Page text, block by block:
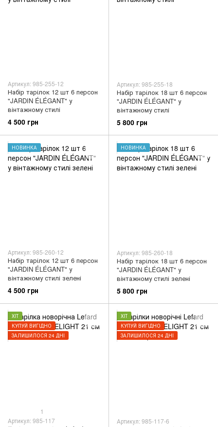
Артикул: 985-255-12
Набір тарілок 12 шт 6 персон
"JARDIN ÉLÉGANT" у
вінтажному стилі
4 500 грн
Артикул: 985-255-18
Набір тарілок 18 шт 6 персон
"JARDIN ÉLÉGANT" у
вінтажному стилі
5 800 грн
НОВИНКА
Артикул: 985-260-12
Набір тарілок 12 шт 6 персон
"JARDIN ÉLÉGANT" у
вінтажному стилі зелені
4 500 грн
НОВИНКА
Артикул: 985-260-18
Набір тарілок 18 шт 6 персон
"JARDIN ÉLÉGANT" у
вінтажному стилі зелені
5 800 грн
ХІТ
КУПУЙ ВИГІДНО
ЗАЛИШИЛОСЯ 24 ДНІ
1
Артикул: 985-117
ХІТ
КУПУЙ ВИГІДНО
ЗАЛИШИЛОСЯ 24 ДНІ
Артикул: 985-117-6